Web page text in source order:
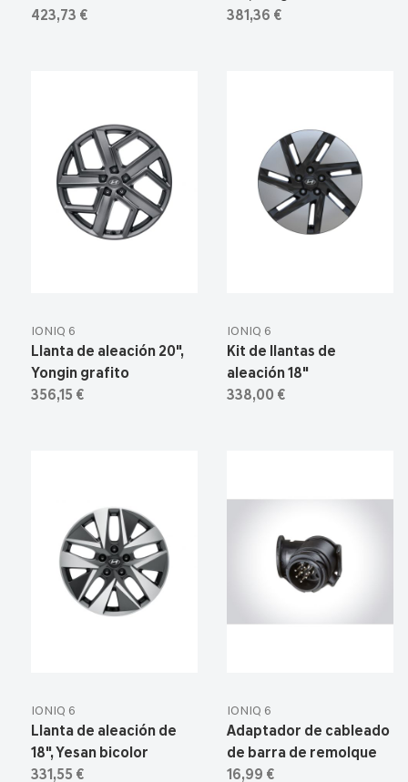
423,73 €
381,36 €
IONIQ 6
Llanta de aleación 20",
Yongin grafito
356,15 €
IONIQ 6
Kit de llantas de
aleación 18"
338,00 €
IONIQ 6
Llanta de aleación de
18", Yesan bicolor
331,55 €
IONIQ 6
Adaptador de cableado
de barra de remolque
16,99 €